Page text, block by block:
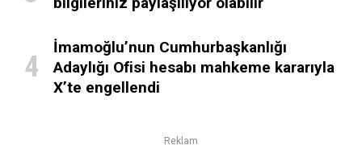
İmamoğlu’nun Cumhurbaşkanlığı
Adaylığı Ofisi hesabı mahkeme kararıyla
X’te engellendi
Reklam